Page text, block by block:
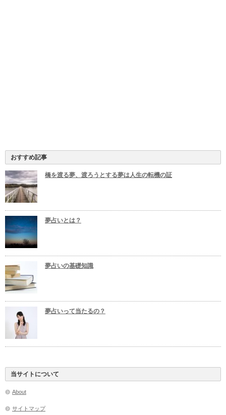
おすすめ記事
橋を渡る夢、渡ろうとする夢は人生の転機の証
夢占いとは？
夢占いの基礎知識
夢占いって当たるの？
当サイトについて
About
サイトマップ